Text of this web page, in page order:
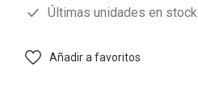
Últimas unidades en stock
Añadir a favoritos